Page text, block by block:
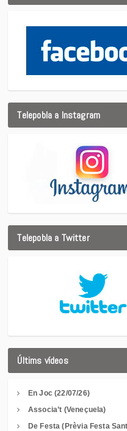
Telepobla a Instagram
Telepobla a Twitter
Últims vídeos
En Joc (22/07/26)
Associa’t (Veneçuela)
De Festa (Prèvia Festa